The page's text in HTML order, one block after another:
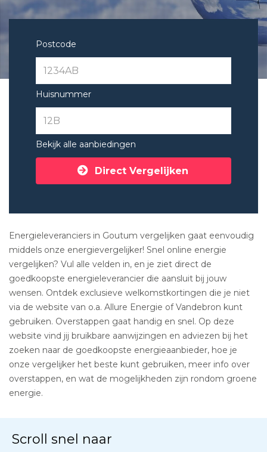
Postcode
Huisnummer
Bekijk alle aanbiedingen
Direct Vergelijken
Energieleveranciers in Goutum vergelijken gaat eenvoudig
middels onze energievergelijker! Snel online energie
vergelijken? Vul alle velden in, en je ziet direct de
goedkoopste energieleverancier die aansluit bij jouw
wensen. Ontdek exclusieve welkomstkortingen die je niet
via de website van o.a. Allure Energie of Vandebron kunt
gebruiken. Overstappen gaat handig en snel. Op deze
website vind jij bruikbare aanwijzingen en adviezen bij het
zoeken naar de goedkoopste energieaanbieder, hoe je
onze vergelijker het beste kunt gebruiken, meer info over
overstappen, en wat de mogelijkheden zijn rondom groene
energie.
Scroll snel naar